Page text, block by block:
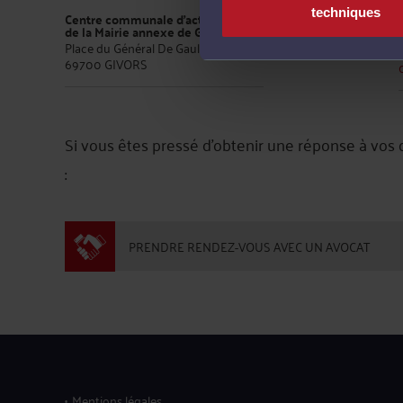
techniques
Centre communale d’action sociale
de la Mairie annexe de Givors
Place du Général De Gaulle
69700 GIVORS
Si vous êtes pressé d'obtenir une réponse à
:
PRENDRE RENDEZ-VOUS AVEC UN AVOCAT